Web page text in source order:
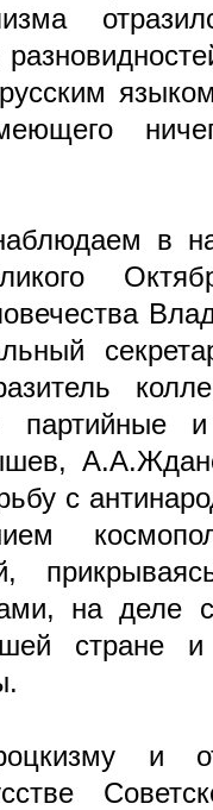
в
и
с
на деле
стране и
и